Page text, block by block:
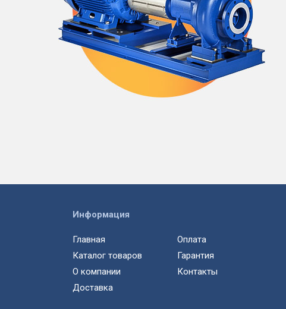
Информация
Главная
Каталог товаров
О компании
Доставка
Оплата
Гарантия
Контакты